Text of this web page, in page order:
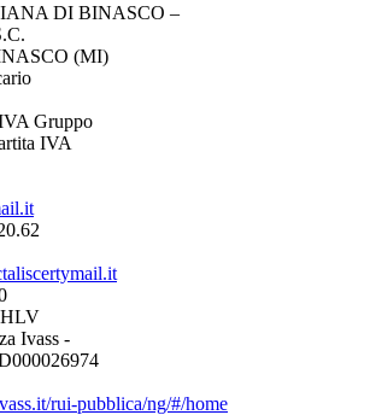
DI BINASCO –
(MI)
Gruppo
IVA
Ivass -
rui-pubblica/ng/#/home